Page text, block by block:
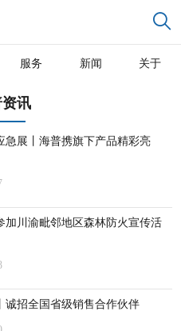
服务 新闻 关于
讯
急展丨海普携旗下产品精彩亮
加川渝毗邻地区森林防火宣传活
诚招全国省级销售合作伙伴